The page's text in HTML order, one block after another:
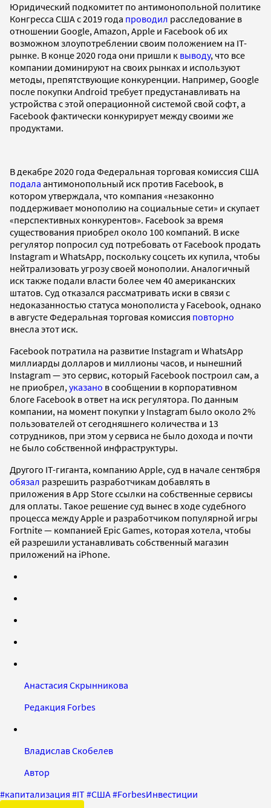
Юридический подкомитет по антимонопольной политике
Конгресса США с 2019 года проводил расследование в
отношении Google, Amazon, Apple и Facebook об их
возможном злоупотреблении своим положением на IТ-
рынке. В конце 2020 года они пришли к выводу, что все
компании доминируют на своих рынках и используют
методы, препятствующие конкуренции. Например, Google
после покупки Android требует предустанавливать на
устройства с этой операционной системой свой софт, а
Facebook фактически конкурирует между своими же
продуктами.
В декабре 2020 года Федеральная торговая комиссия США
подала антимонопольный иск против Facebook, в
котором утверждала, что компания «незаконно
поддерживает монополию на социальные сети» и скупает
«перспективных конкурентов». Facebook за время
существования приобрел около 100 компаний. В иске
регулятор попросил суд потребовать от Facebook продать
Instagram и WhatsApp, поскольку соцсеть их купила, чтобы
нейтрализовать угрозу своей монополии. Аналогичный
иск также подали власти более чем 40 американских
штатов. Суд отказался рассматривать иски в связи с
недоказанностью статуса монополиста у Facebook, однако
в августе Федеральная торговая комиссия повторно
внесла этот иск.
Facebook потратила на развитие Instagram и WhatsApp
миллиарды долларов и миллионы часов, и нынешний
Instagram — это сервис, который Facebook построил сам, а
не приобрел,указано в сообщении в корпоративном
блоге Facebook в ответ на иск регулятора. По данным
компании, на момент покупки у Instagram было около 2%
пользователей от сегодняшнего количества и 13
сотрудников, при этом у сервиса не было дохода и почти
не было собственной инфраструктуры.
Другого IT-гиганта, компанию Apple, суд в начале сентября
обязал разрешить разработчикам добавлять в
приложения в App Store ссылки на собственные сервисы
для оплаты. Такое решение суд вынес в ходе судебного
процесса между Apple и разработчиком популярной игры
Fortnite — компанией Epic Games, которая хотела, чтобы
ей разрешили устанавливать собственный магазин
приложений на iPhone.
Анастасия Скрынникова
Редакция Forbes
Владислав Скобелев
Автор
#капитализация #IT#США#ForbesИнвестиции